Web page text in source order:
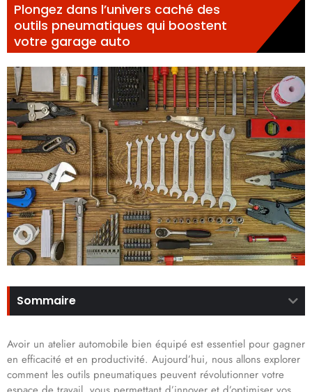
Plongez dans l’univers caché des
outils pneumatiques qui boostent
votre garage auto
Sommaire
Avoir un atelier automobile bien équipé est essentiel pour gagner
en efficacité et en productivité. Aujourd’hui, nous allons explorer
comment les outils pneumatiques peuvent révolutionner votre